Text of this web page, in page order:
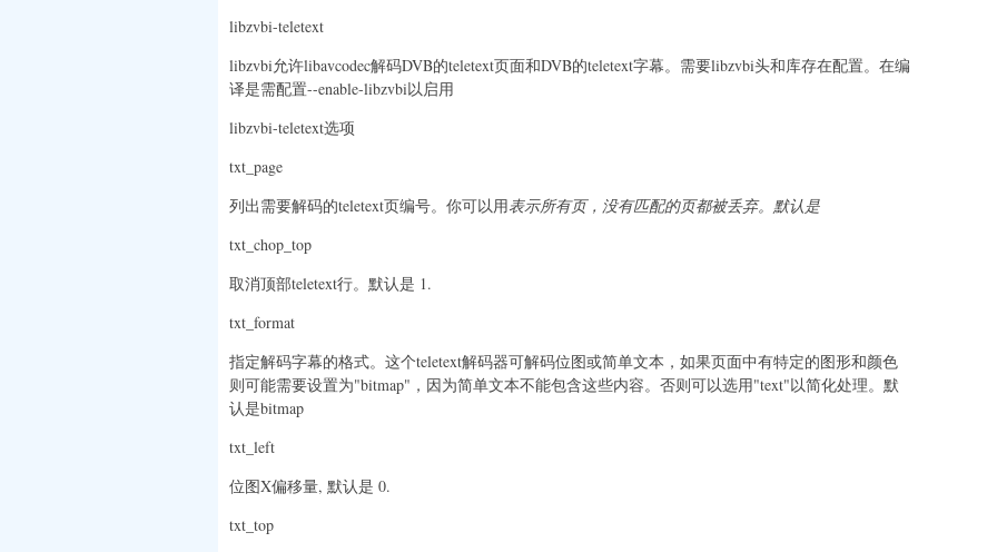
libzvbi-teletext
libzvbi允许libavcodec解码DVB的teletext页面和DVB的teletext字幕。需要libzvbi头和库存在配置。在编
译是需配置--enable-libzvbi以启用
libzvbi-teletext选项
txt_page
列出需要解码的teletext页编号。你可以用表示所有页，没有匹配的页都被丢弃。默认是
txt_chop_top
取消顶部teletext行。默认是 1.
txt_format
指定解码字幕的格式。这个teletext解码器可解码位图或简单文本，如果页面中有特定的图形和颜色
则可能需要设置为"bitmap"，因为简单文本不能包含这些内容。否则可以选用"text"以简化处理。默
认是bitmap
txt_left
位图X偏移量, 默认是 0.
txt_top